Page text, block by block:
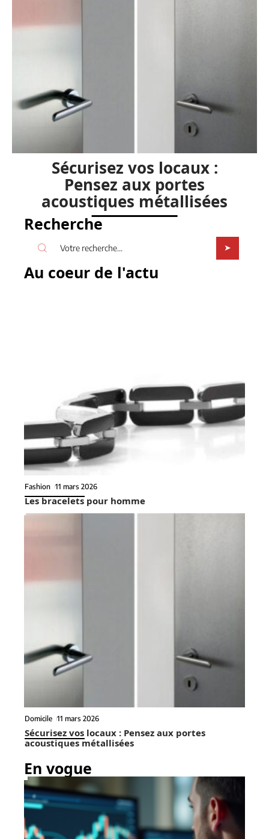
Sécurisez vos locaux :
Pensez aux portes
acoustiques métallisées
Recherche
Au coeur de l'actu
Fashion 11 mars 2026
Les bracelets pour homme
Domicile 11 mars 2026
Sécurisez vos locaux : Pensez aux portes
acoustiques métallisées
En vogue